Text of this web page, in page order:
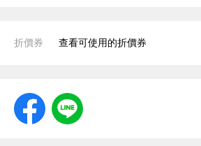
折價券 查看可使用的折價券